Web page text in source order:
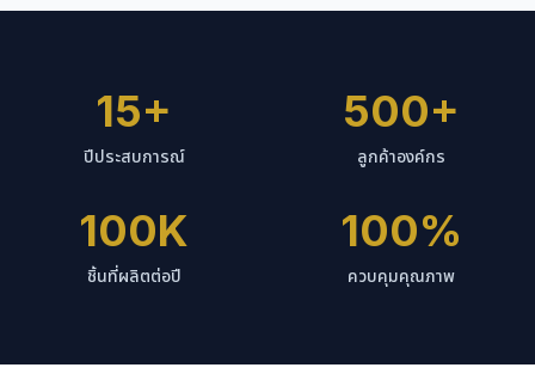
15+
ปีประสบการณ์
500+
ลูกค้าองค์กร
100K
ชิ้นที่ผลิตต่อปี
100%
ควบคุมคุณภาพ